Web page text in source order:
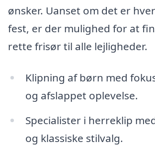
ønsker. Uanset om det er
fest, er der mulighed for at
rette frisør til alle lejligheder.
Klipning af børn med
og afslappet oplevelse.
Specialister i herreklip
og klassiske stilvalg.